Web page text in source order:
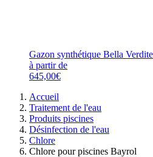
Gazon synthétique Bella
à partir de
645,00€
Accueil
Traitement de l'eau
Produits piscines
Désinfection de l'eau
Chlore
Chlore pour piscines Bayrol